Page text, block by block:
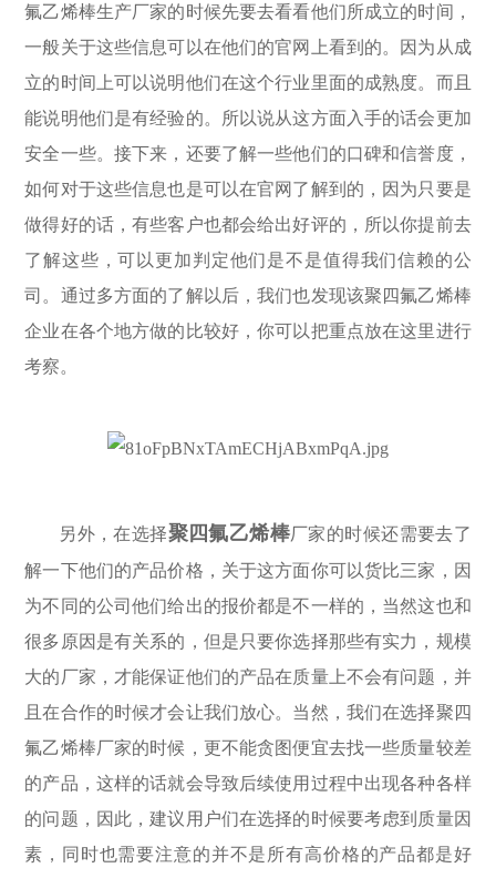
氟乙烯棒生产厂家的时候先要去看看他们所成立的时间，
一般关于这些信息可以在他们的官网上看到的。因为从成
立的时间上可以说明他们在这个行业里面的成熟度。而且
能说明他们是有经验的。所以说从这方面入手的话会更加
安全一些。接下来，还要了解一些他们的口碑和信誉度，
如何对于这些信息也是可以在官网了解到的，因为只要是
做得好的话，有些客户也都会给出好评的，所以你提前去
了解这些，可以更加判定他们是不是值得我们信赖的公
司。通过多方面的了解以后，我们也发现该聚四氟乙烯棒
企业在各个地方做的比较好，你可以把重点放在这里进行
考察。
另外，在选择聚四氟乙烯棒厂家的时候还需要去了
解一下他们的产品价格，关于这方面你可以货比三家，因
为不同的公司他们给出的报价都是不一样的，当然这也和
很多原因是有关系的，但是只要你选择那些有实力，规模
大的厂家，才能保证他们的产品在质量上不会有问题，并
且在合作的时候才会让我们放心。当然，我们在选择聚四
氟乙烯棒厂家的时候，更不能贪图便宜去找一些质量较差
的产品，这样的话就会导致后续使用过程中出现各种各样
的问题，因此，建议用户们在选择的时候要考虑到质量因
素，同时也需要注意的并不是所有高价格的产品都是好